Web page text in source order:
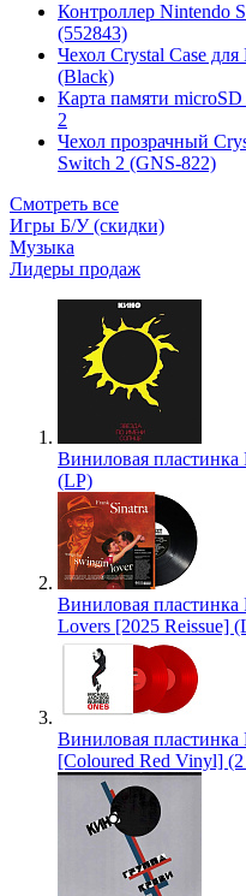
Контроллер Nintendo
(552843)
Чехол Сrystal Сase
(Black)
Карта памяти
2
Чехол прозрачный
Switch 2 (GNS-822)
Смотреть все
Игры Б/У (скидки)
Музыка
Лидеры продаж
Виниловая
(LP)
Виниловая пластинка
Lovers [2025 Reissue]
Виниловая пластинка
[Coloured Red Vinyl]